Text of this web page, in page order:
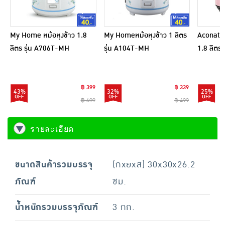
My Home หม้อหุงข้าว 1.8
ลิตร รุ่น A706T-MH
43%
฿ 399
฿ 699
My Homeหม้อหุงข้าว 1 ลิตร
รุ่น A104T-MH
32%
฿ 339
฿ 499
1.8 ลิตร
25%
รายละเอียด
ขนาดสินค้ารวมบรรจุ
ภัณฑ์
(กxยxส) 30x30x26.2
ซม.
น้ำหนักรวมบรรจุภัณฑ์
3 กก.